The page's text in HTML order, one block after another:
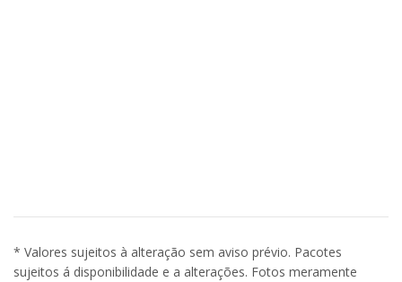
* Valores sujeitos à alteração sem aviso prévio. Pacotes
sujeitos á disponibilidade e a alterações. Fotos meramente